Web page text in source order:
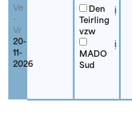
Ve
-
Vr
20-
11-
2026
Den
Teirling
vzw
MADO
Sud